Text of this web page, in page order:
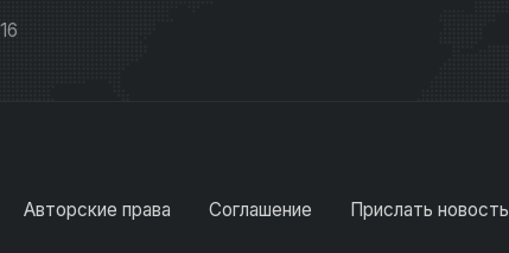
Авторские права Соглашение Прислать новость